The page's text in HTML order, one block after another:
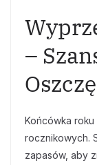
–
Końcówka
rocznikowych.
zapasów, aby